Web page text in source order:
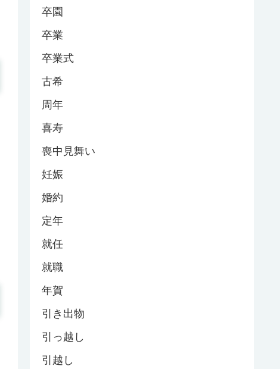
卒園
卒業
卒業式
古希
周年
喜寿
喪中見舞い
妊娠
婚約
定年
就任
就職
年賀
引き出物
引っ越し
引越し